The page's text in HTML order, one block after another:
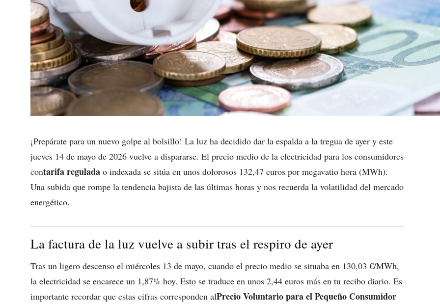
¡Prepárate para un nuevo golpe al bolsillo! La luz ha decidido dar la espalda a la tregua de ayer y este
jueves 14 de mayo de 2026 vuelve a dispararse. El precio medio de la electricidad para los consumidores
contarifa regulada o indexada se sitúa en unos dolorosos 132,47 euros por megavatio hora (MWh).
Una subida que rompe la tendencia bajista de las últimas horas y nos recuerda la volatilidad del mercado
energético.
La factura de la luz vuelve a subir tras el respiro de ayer
Tras un ligero descenso el miércoles 13 de mayo, cuando el precio medio se situaba en 130,03 €/MWh,
la electricidad se encarece un 1,87% hoy. Esto se traduce en unos 2,44 euros más en tu recibo diario. Es
importante recordar que estas cifras corresponden alPrecio Voluntario para el Pequeño Consumidor